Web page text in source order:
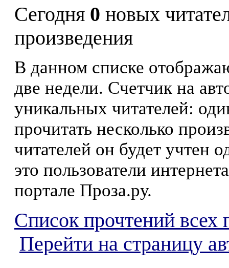
Сегодня 0 новых
произведения
В данном списке
две недели. Счетчик на
уникальных читателей:
прочитать несколько
читателей он будет учтен
это пользователи
портале Проза.ру.
Список прочтений всех
Перейти на страницу